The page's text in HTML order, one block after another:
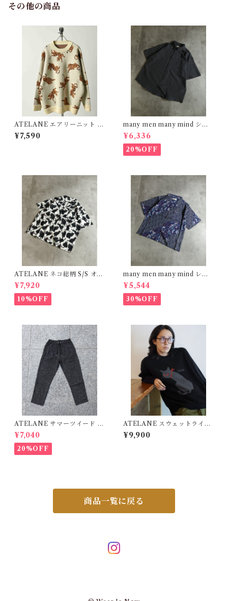
その他の商品
ATELANE エアリーニット W
ジャガード クルーネック トラ
オフホワイト 25A-21031
¥7,590
many men many mind シア
サッカーチェック レギュラー
カラーシャツ BLACKM2615
131
¥6,336
20%OFF
ATELANE ネコ総柄 S/S オー
プンシャツ アイボリー 26A-1
5023
¥7,920
10%OFF
many men many mind レー
ヨン 総柄シャツ 花柄 ブルー
M2615061
¥5,544
30%OFF
ATELANE サマーツイード テ
ーパードパンツ BLACK 26A
-18060
¥7,040
20%OFF
ATELANE スウェットライク
ジャガード クルーネック ニッ
ト チャコール 25A-21021
¥9,900
商品一覧に戻る